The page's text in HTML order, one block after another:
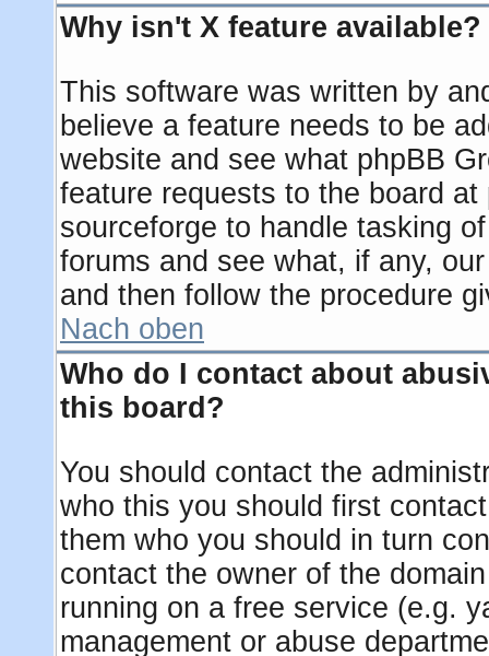
Why isn't X feature available?
This software was written by
believe a feature needs to be
website and see what phpBB
feature requests to the board
sourceforge to handle tasking
forums and see what, if any,
and then follow the procedure
Nach oben
Who do I contact about
this board?
You should contact the
who this you should first
them who you should in turn
contact the owner of the
running on a free service (e.g.
management or abuse